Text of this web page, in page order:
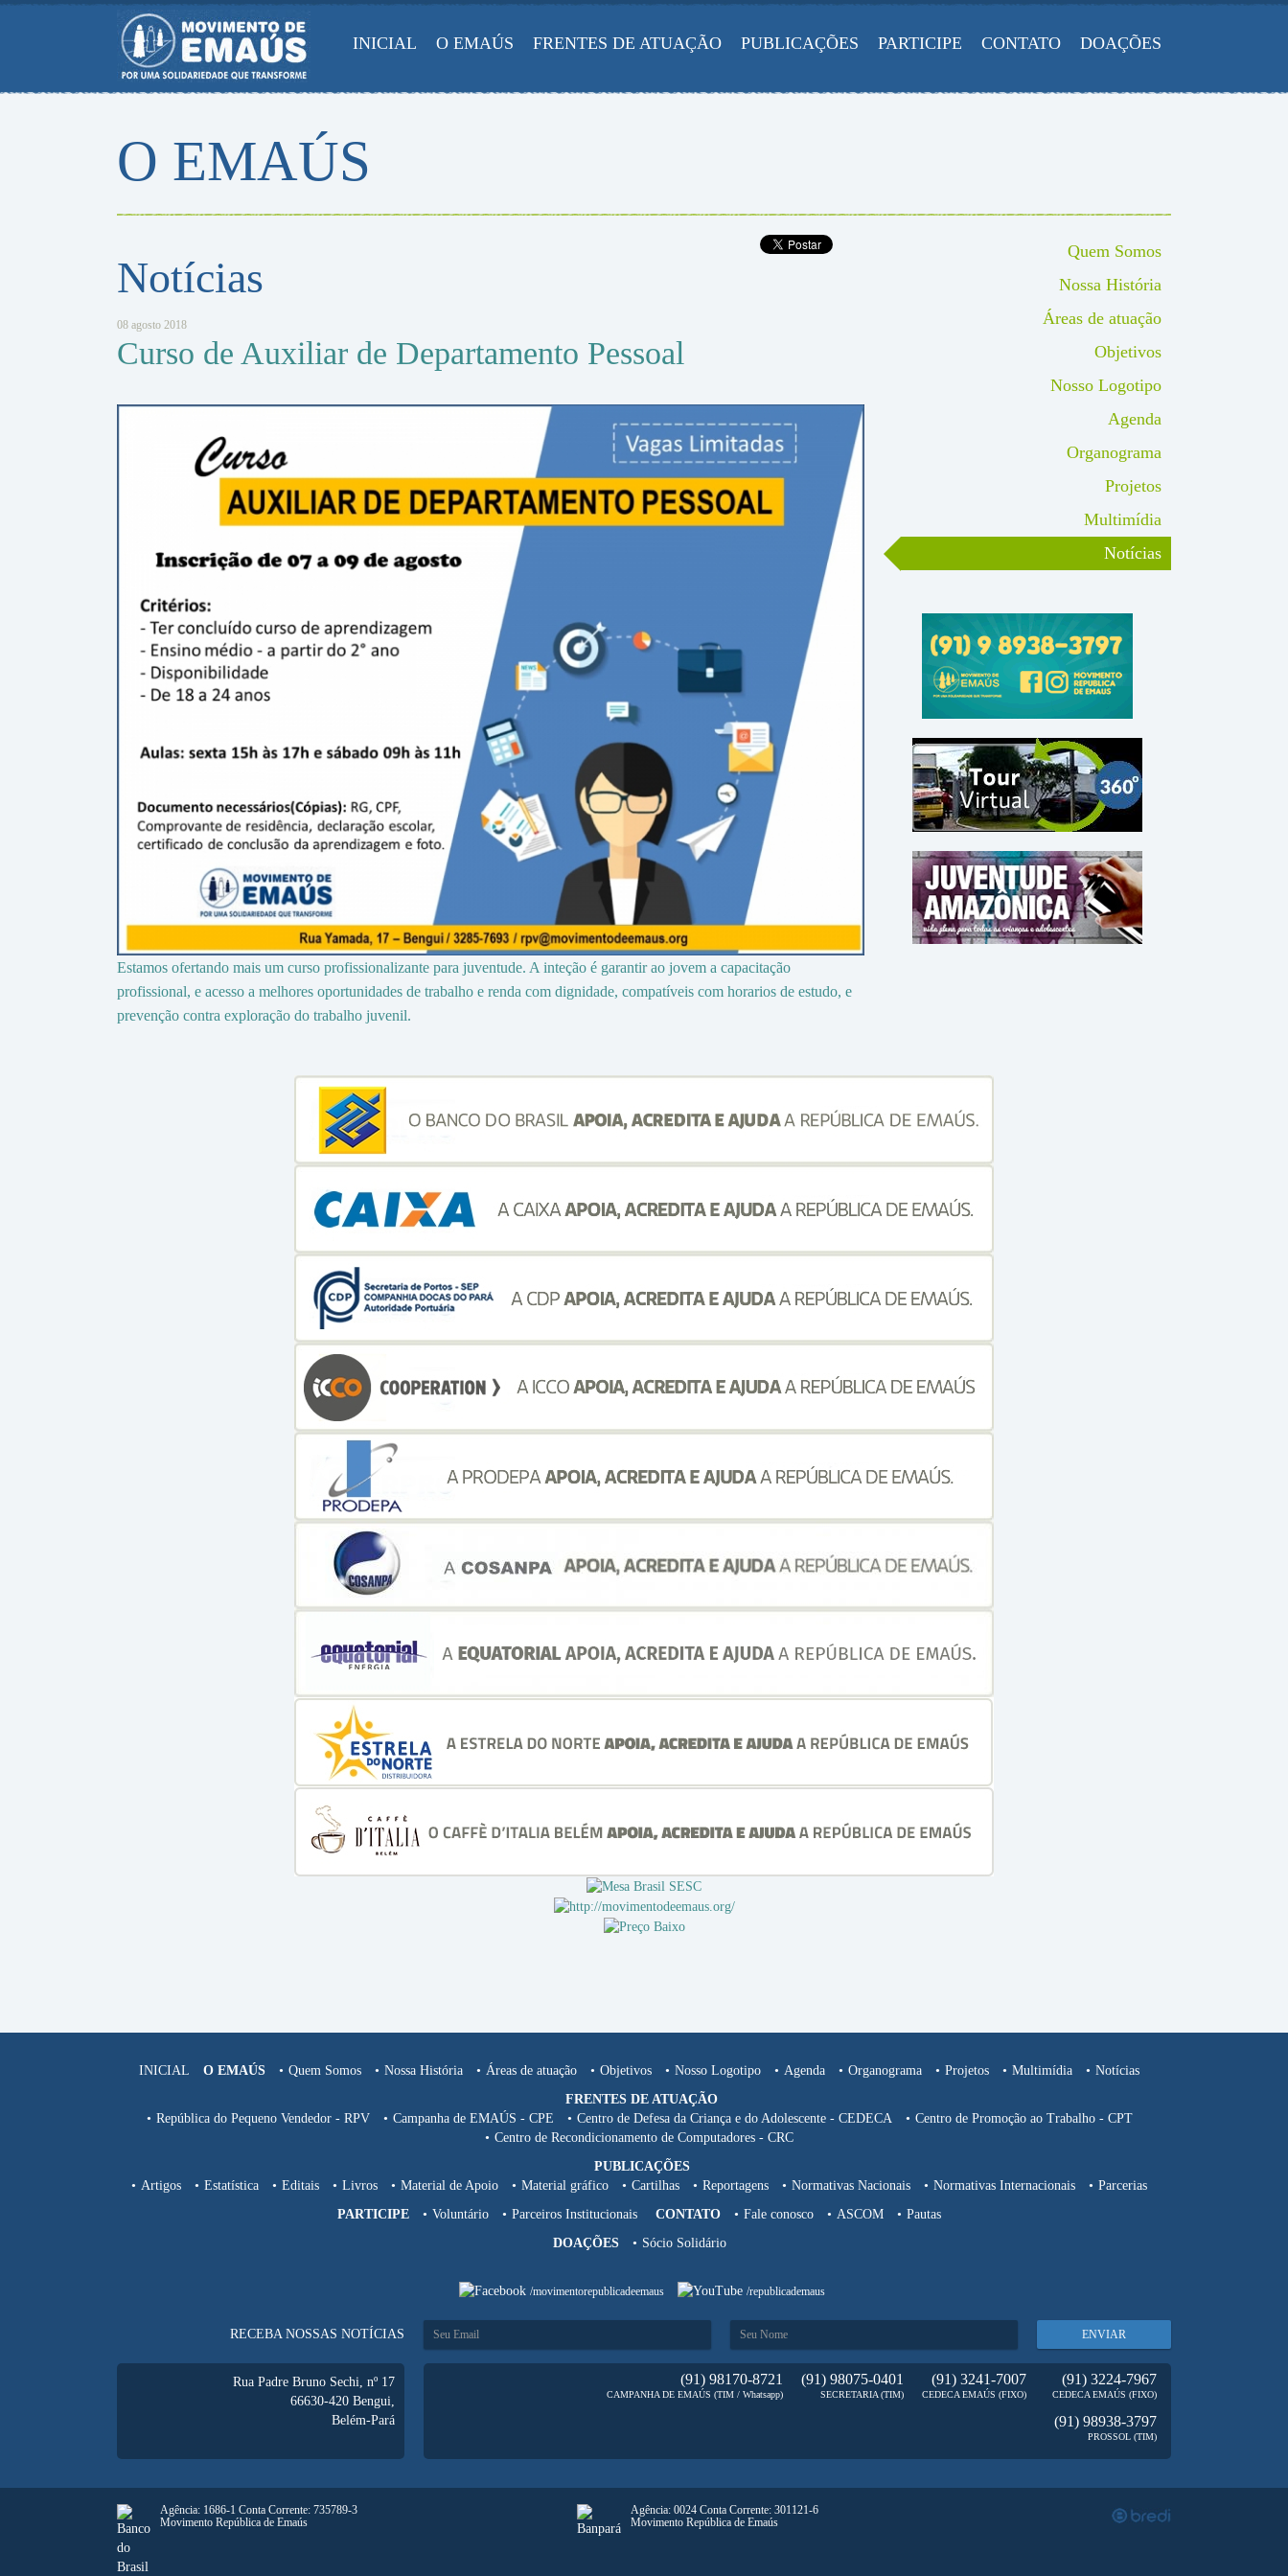
Pular
INICIAL O EMAÚS FRENTES DE ATUAÇÃO PUBLICAÇÕES PARTICIPE CONTATO DOAÇÕES
O EMAÚS
Notícias
08 agosto 2018
Curso de Auxiliar de Departamento Pessoal
Estamos ofertando mais um curso profissionalizante para juventude. A inteção é garantir ao jovem a capacitação
profissional, e acesso a melhores oportunidades de trabalho e renda com dignidade, compatíveis com horarios de estudo, e
prevenção contra exploração do trabalho juvenil.
vita sessuale soddisfacente e per noncomprare viagra generico linemettere a rischio la fertilità.
In realtà, la similitudine non è così stretta, anche se in entrambi i casi si riduce la produzione
sessuali: Il figlio Santiago è il suo “tutto”, ma vorrebbe altri
figli: si osserva una tendenza alla diminuzione
andamento epidemiologico è in parte comprensibile con motivi biologici e culturali. lo stress,
kamagra generico acquisto on lineun eccesso di alcol esposizione dei genitali al sole, calo delle
Quem Somos
Nossa História
Áreas de atuação
Objetivos
Nosso Logotipo
Agenda
Organograma
Projetos
Multimídia
Notícias
INICIAL O EMAÚS Quem Somos Nossa História Áreas de atuação Objetivos Nosso Logotipo Agenda Organograma Projetos Multimídia
Notícias
FRENTES DE ATUAÇÃO
República do Pequeno Vendedor - RPV
Campanha de EMAÚS - CPE Centro de Defesa da Criança e do Adolescente - CEDECA
Centro de Promoção ao Trabalho - CPT
Centro de Recondicionamento de Computadores - CRC
PUBLICAÇÕES
Artigos
Estatística Editais Livros Material de Apoio Material gráfico Cartilhas Reportagens Normativas Nacionais Normativas Internacionais
Parcerias
PARTICIPE
Voluntário Parceiros Institucionais CONTATO Fale conosco ASCOM
Pautas
DOAÇÕES
Sócio Solidário
/movimentorepublicadeemaus /republicademaus
RECEBA NOSSAS NOTÍCIAS ENVIAR
Rua Padre Bruno Sechi, nº 17
66630-420 Bengui,
Belém-Pará
(91) 98170-8721
CAMPANHA DE EMAÚS (TIM / Whatsapp)
(91) 98075-0401
SECRETARIA (TIM)
(91) 3241-7007
CEDECA EMAÚS (FIXO)
(91) 3224-7967
CEDECA EMAÚS (FIXO)
(91) 98938-3797
PROSSOL (TIM)
Agência: 1686-1 Conta Corrente: 735789-3
Movimento República de Emaús
Agência: 0024 Conta Corrente: 301121-6
Movimento República de Emaús